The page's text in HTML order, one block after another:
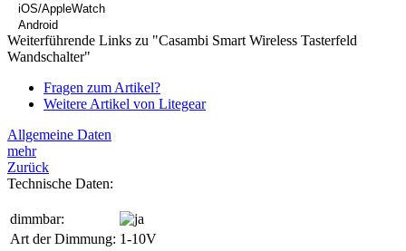
iOS/AppleWatch
Android
Weiterführende Links zu "Casambi Smart Wireless Tasterfeld
Wandschalter"
Fragen zum Artikel?
Weitere Artikel von Litegear
Allgemeine Daten
mehr
Zurück
Technische Daten:
dimmbar:
Art der Dimmung: 1-10V